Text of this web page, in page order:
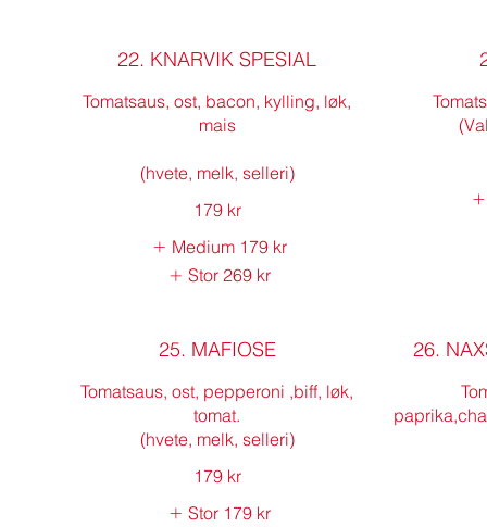
22. KNARVIK SPESIAL
Tomatsaus, ost, bacon, kylling, løk,
mais
(hvete, melk, selleri)
179 kr
Medium 179 kr
Stor 269 kr
25. MAFIOSE
Tomatsaus, ost, pepperoni ,biff, løk,
tomat.
(hvete, melk, selleri)
179 kr
Stor 179 kr
26.